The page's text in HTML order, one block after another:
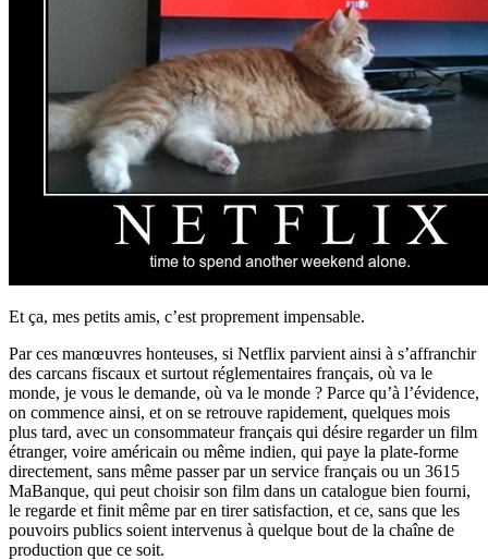
Et ça, mes petits amis, c’est proprement impensable.
Par ces manœuvres honteuses, si Netflix parvient ainsi à s’affranchir
des carcans fiscaux et surtout réglementaires français, où va le
monde, je vous le demande, où va le monde ? Parce qu’à l’évidence,
on commence ainsi, et on se retrouve rapidement, quelques mois
plus tard, avec un consommateur français qui désire regarder un film
étranger, voire américain ou même indien, qui paye la plate-forme
directement, sans même passer par un service français ou un 3615
MaBanque, qui peut choisir son film dans un catalogue bien fourni,
le regarde et finit même par en tirer satisfaction, et ce, sans que les
pouvoirs publics soient intervenus à quelque bout de la chaîne de
production que ce soit.